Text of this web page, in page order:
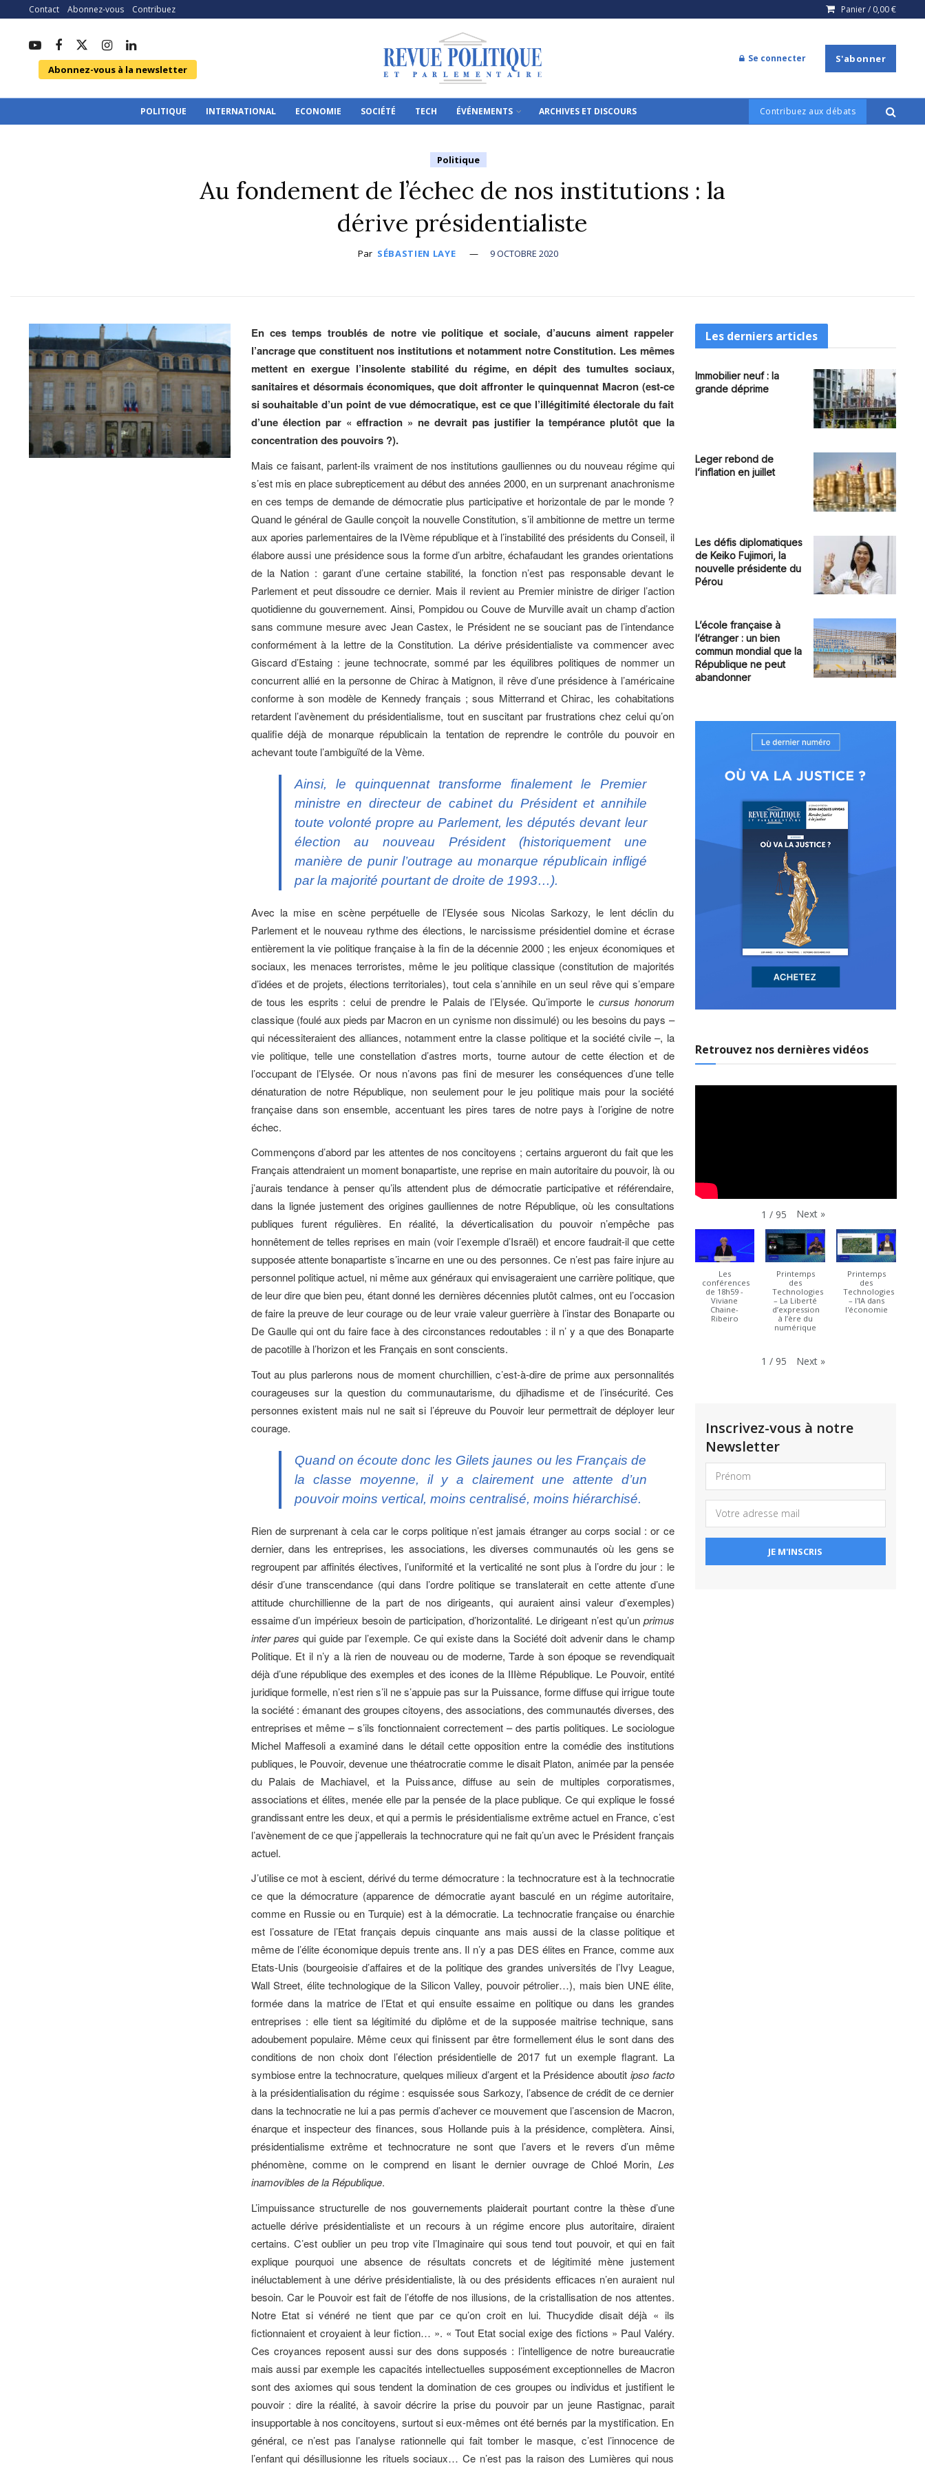
Contact Abonnez-vous Contribuez Panier / 0,00€
Abonnez-vous à la newsletter
Se connecter S'abonner
POLITIQUE INTERNATIONAL ECONOMIE SOCIÉTÉ TECH ÉVÉNEMENTS ARCHIVES ET DISCOURS Contribuez aux débats
Politique
Au fondement de l’échec de nos institutions : la
dérive présidentialiste
Par SÉBASTIEN LAYE 9 OCTOBRE 2020
En ces temps troublés de notre vie politique et sociale, d’aucuns aiment rappeler
l’ancrage que constituent nos institutions et notamment notre Constitution. Les mêmes
mettent en exergue l’insolente stabilité du régime, en dépit des tumultes sociaux,
sanitaires et désormais économiques, que doit affronter le quinquennat Macron (est-ce
si souhaitable d’un point de vue démocratique, est ce que l’illégitimité électorale du fait
d’une élection par « effraction » ne devrait pas justifier la tempérance plutôt que la
concentration des pouvoirs ?).
Mais ce faisant, parlent-ils vraiment de nos institutions gaulliennes ou du nouveau régime qui
s’est mis en place subrepticement au début des années 2000, en un surprenant anachronisme
en ces temps de demande de démocratie plus participative et horizontale de par le monde ?
Quand le général de Gaulle conçoit la nouvelle Constitution, s’il ambitionne de mettre un terme
aux apories parlementaires de la IVème république et à l’instabilité des présidents du Conseil, il
élabore aussi une présidence sous la forme d’un arbitre, échafaudant les grandes orientations
de la Nation : garant d’une certaine stabilité, la fonction n’est pas responsable devant le
Parlement et peut dissoudre ce dernier. Mais il revient au Premier ministre de diriger l’action
quotidienne du gouvernement. Ainsi, Pompidou ou Couve de Murville avait un champ d’action
sans commune mesure avec Jean Castex, le Président ne se souciant pas de l’intendance
conformément à la lettre de la Constitution. La dérive présidentialiste va commencer avec
Giscard d’Estaing : jeune technocrate, sommé par les équilibres politiques de nommer un
concurrent allié en la personne de Chirac à Matignon, il rêve d’une présidence à l’américaine
conforme à son modèle de Kennedy français ; sous Mitterrand et Chirac, les cohabitations
retardent l’avènement du présidentialisme, tout en suscitant par frustrations chez celui qu’on
qualifie déjà de monarque républicain la tentation de reprendre le contrôle du pouvoir en
achevant toute l’ambiguïté de la Vème.
Ainsi, le quinquennat transforme finalement le Premier
ministre en directeur de cabinet du Président et annihile
toute volonté propre au Parlement, les députés devant leur
élection au nouveau Président (historiquement une
manière de punir l’outrage au monarque républicain infligé
par la majorité pourtant de droite de 1993…).
Avec la mise en scène perpétuelle de l’Elysée sous Nicolas Sarkozy, le lent déclin du
Parlement et le nouveau rythme des élections, le narcissisme présidentiel domine et écrase
entièrement la vie politique française à la fin de la décennie 2000 ; les enjeux économiques et
sociaux, les menaces terroristes, même le jeu politique classique (constitution de majorités
d’idées et de projets, élections territoriales), tout cela s’annihile en un seul rêve qui s’empare
de tous les esprits : celui de prendre le Palais de l’Elysée. Qu’importe le cursus honorum
classique (foulé aux pieds par Macron en un cynisme non dissimulé) ou les besoins du pays –
qui nécessiteraient des alliances, notamment entre la classe politique et la société civile –, la
vie politique, telle une constellation d’astres morts, tourne autour de cette élection et de
l’occupant de l’Elysée. Or nous n’avons pas fini de mesurer les conséquences d’une telle
dénaturation de notre République, non seulement pour le jeu politique mais pour la société
française dans son ensemble, accentuant les pires tares de notre pays à l’origine de notre
échec.
Commençons d’abord par les attentes de nos concitoyens ; certains argueront du fait que les
Français attendraient un moment bonapartiste, une reprise en main autoritaire du pouvoir, là ou
j’aurais tendance à penser qu’ils attendent plus de démocratie participative et référendaire,
dans la lignée justement des origines gaulliennes de notre République, où les consultations
publiques furent régulières. En réalité, la déverticalisation du pouvoir n’empêche pas
honnêtement de telles reprises en main (voir l’exemple d’Israël) et encore faudrait-il que cette
supposée attente bonapartiste s’incarne en une ou des personnes. Ce n’est pas faire injure au
personnel politique actuel, ni même aux généraux qui envisageraient une carrière politique, que
de leur dire que bien peu, étant donné les dernières décennies plutôt calmes, ont eu l’occasion
de faire la preuve de leur courage ou de leur vraie valeur guerrière à l’instar des Bonaparte ou
De Gaulle qui ont du faire face à des circonstances redoutables : il n’ y a que des Bonaparte
de pacotille à l’horizon et les Français en sont conscients.
Tout au plus parlerons nous de moment churchillien, c’est-à-dire de prime aux personnalités
courageuses sur la question du communautarisme, du djihadisme et de l’insécurité. Ces
personnes existent mais nul ne sait si l’épreuve du Pouvoir leur permettrait de déployer leur
courage.
Quand on écoute donc les Gilets jaunes ou les Français de
la classe moyenne, il y a clairement une attente d’un
pouvoir moins vertical, moins centralisé, moins hiérarchisé.
Rien de surprenant à cela car le corps politique n’est jamais étranger au corps social : or ce
dernier, dans les entreprises, les associations, les diverses communautés où les gens se
regroupent par affinités électives, l’uniformité et la verticalité ne sont plus à l’ordre du jour : le
désir d’une transcendance (qui dans l’ordre politique se translaterait en cette attente d’une
attitude churchillienne de la part de nos dirigeants, qui auraient ainsi valeur d’exemples)
essaime d’un impérieux besoin de participation, d’horizontalité. Le dirigeant n’est qu’un primus
inter pares qui guide par l’exemple. Ce qui existe dans la Société doit advenir dans le champ
Politique. Et il n’y a là rien de nouveau ou de moderne, Tarde à son époque se revendiquait
déjà d’une république des exemples et des icones de la IIIème République. Le Pouvoir, entité
juridique formelle, n’est rien s’il ne s’appuie pas sur la Puissance, forme diffuse qui irrigue toute
la société : émanant des groupes citoyens, des associations, des communautés diverses, des
entreprises et même – s’ils fonctionnaient correctement – des partis politiques. Le sociologue
Michel Maffesoli a examiné dans le détail cette opposition entre la comédie des institutions
publiques, le Pouvoir, devenue une théatrocratie comme le disait Platon, animée par la pensée
du Palais de Machiavel, et la Puissance, diffuse au sein de multiples corporatismes,
associations et élites, menée elle par la pensée de la place publique. Ce qui explique le fossé
grandissant entre les deux, et qui a permis le présidentialisme extrême actuel en France, c’est
l’avènement de ce que j’appellerais la technocrature qui ne fait qu’un avec le Président français
actuel.
J’utilise ce mot à escient, dérivé du terme démocrature : la technocrature est à la technocratie
ce que la démocrature (apparence de démocratie ayant basculé en un régime autoritaire,
comme en Russie ou en Turquie) est à la démocratie. La technocratie française ou énarchie
est l’ossature de l’Etat français depuis cinquante ans mais aussi de la classe politique et
même de l’élite économique depuis trente ans. Il n’y a pas DES élites en France, comme aux
Etats-Unis (bourgeoisie d’affaires et de la politique des grandes universités de l’Ivy League,
Wall Street, élite technologique de la Silicon Valley, pouvoir pétrolier…), mais bien UNE élite,
formée dans la matrice de l’Etat et qui ensuite essaime en politique ou dans les grandes
entreprises : elle tient sa légitimité du diplôme et de la supposée maitrise technique, sans
adoubement populaire. Même ceux qui finissent par être formellement élus le sont dans des
conditions de non choix dont l’élection présidentielle de 2017 fut un exemple flagrant. La
symbiose entre la technocrature, quelques milieux d’argent et la Présidence aboutit ipso facto
à la présidentialisation du régime : esquissée sous Sarkozy, l’absence de crédit de ce dernier
dans la technocratie ne lui a pas permis d’achever ce mouvement que l’ascension de Macron,
énarque et inspecteur des finances, sous Hollande puis à la présidence, complètera. Ainsi,
présidentialisme extrême et technocrature ne sont que l’avers et le revers d’un même
phénomène, comme on le comprend en lisant le dernier ouvrage de Chloé Morin, Les
inamovibles de la République.
L’impuissance structurelle de nos gouvernements plaiderait pourtant contre la thèse d’une
actuelle dérive présidentialiste et un recours à un régime encore plus autoritaire, diraient
certains. C’est oublier un peu trop vite l’Imaginaire qui sous tend tout pouvoir, et qui en fait
explique pourquoi une absence de résultats concrets et de légitimité mène justement
inéluctablement à une dérive présidentialiste, là ou des présidents efficaces n’en auraient nul
besoin. Car le Pouvoir est fait de l’étoffe de nos illusions, de la cristallisation de nos attentes.
Notre Etat si vénéré ne tient que par ce qu’on croit en lui. Thucydide disait déjà « ils
fictionnaient et croyaient à leur fiction… ». « Tout Etat social exige des fictions » Paul Valéry.
Ces croyances reposent aussi sur des dons supposés : l’intelligence de notre bureaucratie
mais aussi par exemple les capacités intellectuelles supposément exceptionnelles de Macron
sont des axiomes qui sous tendent la domination de ces groupes ou individus et justifient le
pouvoir : dire la réalité, à savoir décrire la prise du pouvoir par un jeune Rastignac, parait
insupportable à nos concitoyens, surtout si eux-mêmes ont été bernés par la mystification. En
général, ce n’est pas l’analyse rationnelle qui fait tomber le masque, c’est l’innocence de
l’enfant qui désillusionne les rituels sociaux… Ce n’est pas la raison des Lumières qui nous
Les derniers articles
Immobilier neuf : la
grande déprime
Leger rebond de
l’inflation en juillet
Les défis diplomatiques
de Keiko Fujimori, la
nouvelle présidente du
Pérou
L’école française à
l’étranger : un bien
commun mondial que la
République ne peut
abandonner
Retrouvez nos dernières vidéos
1 / 95 Next »
Les
conférences
de 18h59 -
Viviane
Chaine-
Ribeiro
Printemps
des
Technologies
– La Liberté
d’expression
à l’ère du
numérique
Printemps
des
Technologies
– l'IA dans
l'économie
1 / 95 Next »
Inscrivez-vous à notre
Newsletter